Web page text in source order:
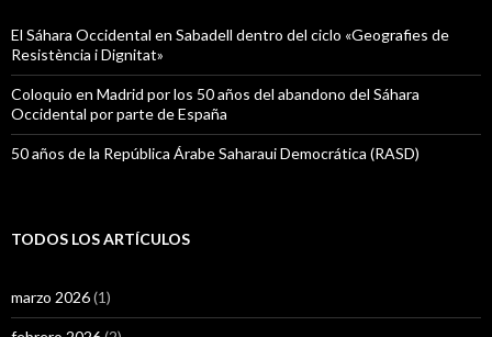
El Sáhara Occidental en Sabadell dentro del ciclo «Geografies de
Resistència i Dignitat»
Coloquio en Madrid por los 50 años del abandono del Sáhara
Occidental por parte de España
50 años de la República Árabe Saharaui Democrática (RASD)
TODOS LOS ARTÍCULOS
marzo 2026(1)